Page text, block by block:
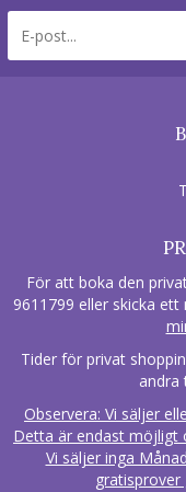
För att boka den
9611799 eller skicka ett
Tider för privat
andra
Observera: Vi säljer
Detta är endast möjligt
Vi säljer inga